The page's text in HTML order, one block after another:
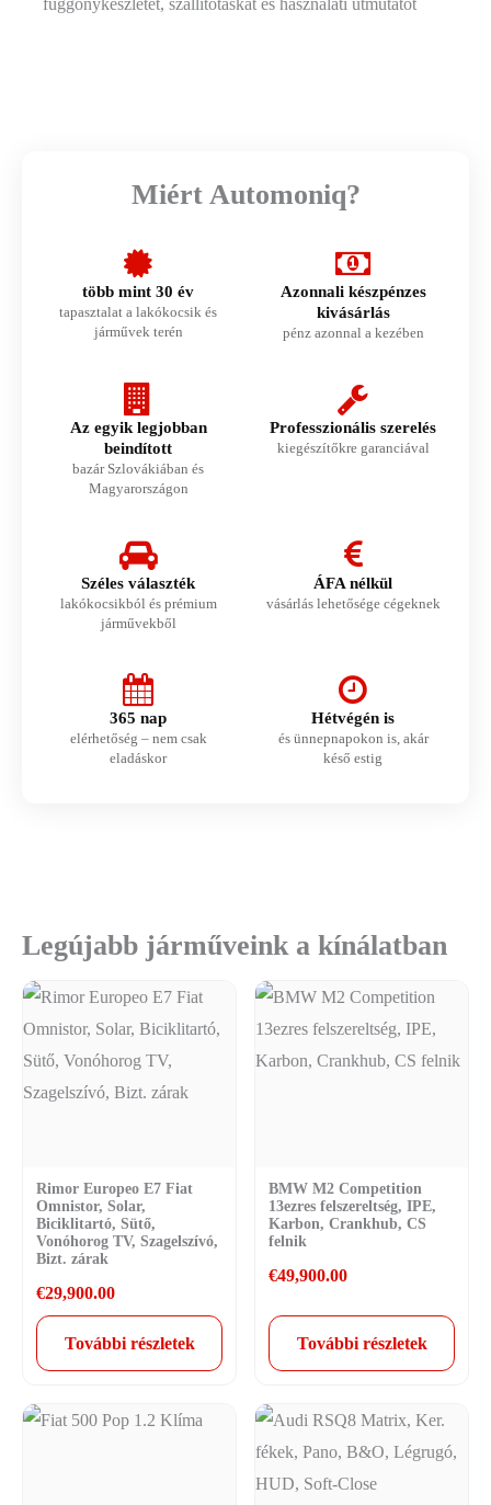
függönykészletet, szállítótáskát és használati útmutatót
Miért Automoniq?
több mint 30 év
tapasztalat a lakókocsik és
járművek terén
Azonnali készpénzes
kivásárlás
pénz azonnal a kezében
Az egyik legjobban
beindított
bazár Szlovákiában és
Magyarországon
Professzionális szerelés
kiegészítőkre garanciával
Széles választék
lakókocsikból és prémium
járművekből
ÁFA nélkül
vásárlás lehetősége cégeknek
365 nap
elérhetőség – nem csak
eladáskor
Hétvégén is
és ünnepnapokon is, akár
késő estig
Legújabb járműveink a kínálatban
Rimor Europeo E7 Fiat
Omnistor, Solar,
Biciklitartó, Sütő,
Vonóhorog TV, Szagelszívó,
Bizt. zárak
€29,900.00
További részletek
BMW M2 Competition
13ezres felszereltség, IPE,
Karbon, Crankhub, CS
felnik
€49,900.00
További részletek